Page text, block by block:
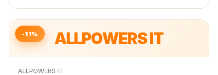
ALLPOWERS IT
-11%
ALLPOWERS IT